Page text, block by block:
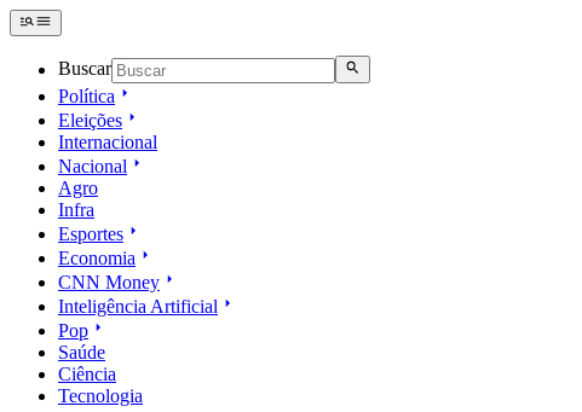
Buscar
Política
Eleições
Internacional
Nacional
Agro
Infra
Esportes
Economia
CNN Money
Inteligência Artificial
Pop
Saúde
Ciência
Tecnologia